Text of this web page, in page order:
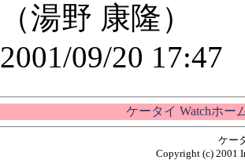
（湯野 康隆）
2001/09/20 17:47
ケータイ Watchホー
ケー
Copyright (c) 2001